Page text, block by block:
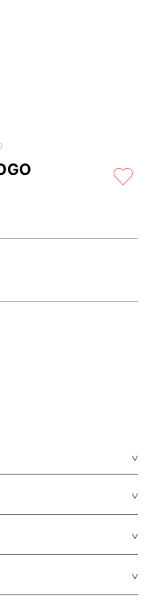
Card y American